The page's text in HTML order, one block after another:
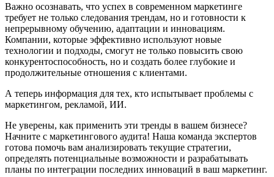
Важно осознавать, что успех в современном маркетинге
требует не только следования трендам, но и готовности к
непрерывному обучению, адаптации и инновациям.
Компании, которые эффективно используют новые
технологии и подходы, смогут не только повысить свою
конкурентоспособность, но и создать более глубокие и
продолжительные отношения с клиентами.
А теперь информация для тех, кто испытывает проблемы с
маркетингом, рекламой, ИИ.
Не уверены, как применить эти тренды в вашем бизнесе?
Начните с маркетингового аудита! Наша команда экспертов
готова помочь вам анализировать текущие стратегии,
определять потенциальные возможности и разрабатывать
планы по интеграции последних инноваций в ваш маркетинг.